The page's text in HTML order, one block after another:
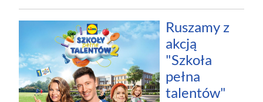
Ruszamy z
akcją
"Szkoła
pełna
talentów"